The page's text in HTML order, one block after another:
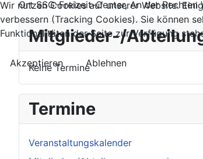
Mitglieder-/
Keine Termine
Termine
Veranstaltungskalender
OrtSSG-Freizeit-Center, An der Rechten
Wir nutzen Cookies auf unserer Website.
verbessern (Tracking Cookies). Sie können
Funktionalitäten der Seite zur Verfügung
Akzeptieren
Ablehnen